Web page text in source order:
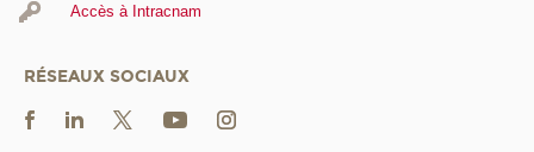
Accès à Intracnam
RÉSEAUX SOCIAUX